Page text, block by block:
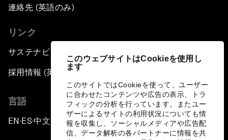
このウェブサイトはCookieを使用し
ます
このサイトではCookieを使って、ユーザー
に合わせたコンテンツや広告の表示、トラ
フィックの分析を行っています。またユー
ザーによるサイトの利用状況についても情
報を収集し、ソーシャルメディアや広告配
信、データ解析の各パートナーに情報を共
連絡先 (英語のみ)
リンク
サステナビリティへの取り組み
採用情報 (英語のみ)
言語
EN ▪ES▪中文▪ 日本語